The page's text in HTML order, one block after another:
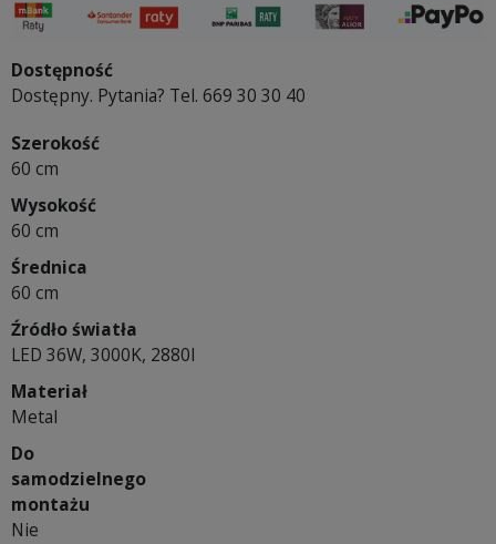
Dostępność
Dostępny. Pytania? Tel. 669 30 30 40
Szerokość
60 cm
Wysokość
60 cm
Średnica
60 cm
Źródło światła
LED 36W, 3000K, 2880l
Materiał
Metal
Do
samodzielnego
montażu
Nie